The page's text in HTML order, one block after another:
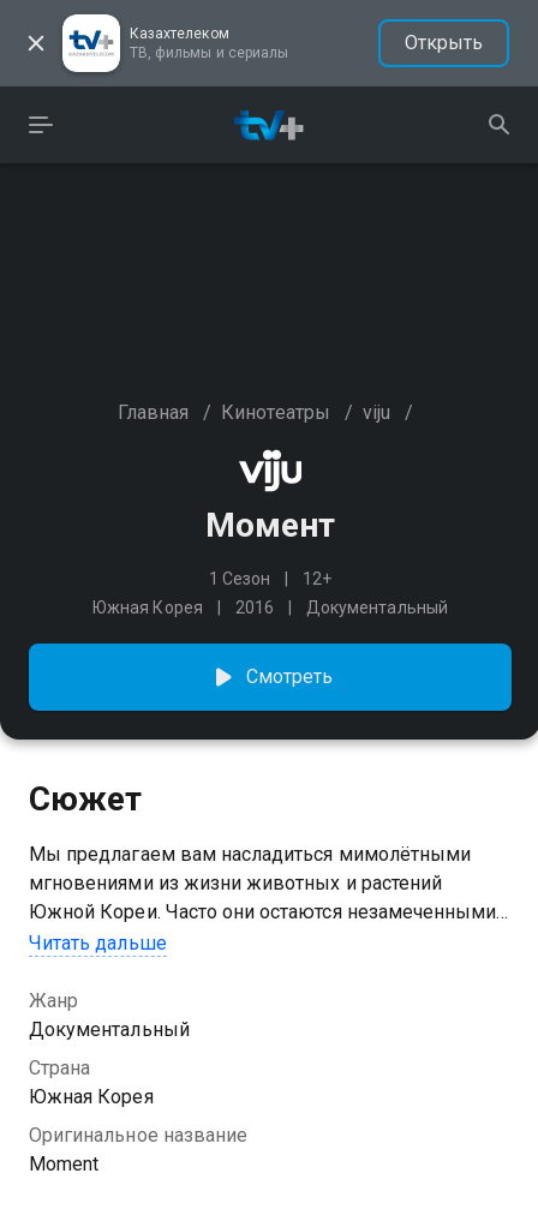
Казахтелеком
ТВ, фильмы и сериалы
Открыть
Главная / Кинотеатры / viju /
Момент
1 Сезон
12+
Южная Корея
2016 Документальный
Смотреть
Сюжет
Мы предлагаем вам насладиться мимолётными
мгновениями из жизни животных и растений
Южной Кореи. Часто они остаются незамеченными
в повседневной суете.
Читать дальше
Жанр
Документальный
Страна
Южная Корея
Оригинальное название
Moment